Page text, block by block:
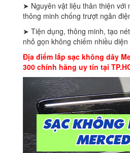
➤ Nguyên vật liệu thân thiện với
thông minh chống trượt ngăn
➤ Tiện dụng, thông minh, tạo
nhỏ gọn không chiếm nhiều diện
Địa điểm lắp sạc không dây
300 chính hãng uy tín tại